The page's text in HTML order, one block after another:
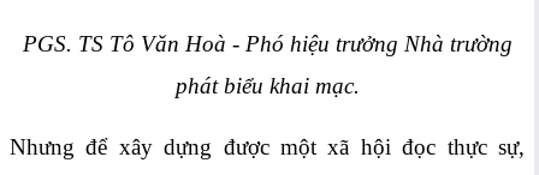
PGS. TS Tô Văn Hoà - Phó hiệu trưởng Nhà trường
phát biểu khai mạc.
Nhưng để xây dựng được một xã hội đọc thực sự,